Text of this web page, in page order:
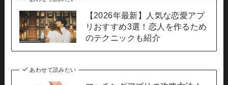
【2026年最新】人気な恋愛アプ
リおすすめ3選！恋人を作るため
のテクニックも紹介
あわせて読みたい